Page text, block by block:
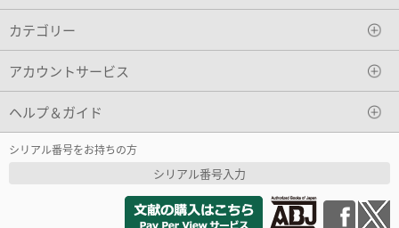
カテゴリー
アカウントサービス
ヘルプ＆ガイド
シリアル番号をお持ちの方
シリアル番号入力